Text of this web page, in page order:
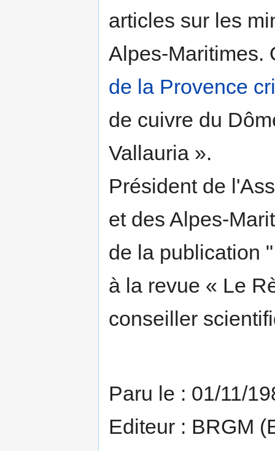
articles sur les
Alpes-Maritimes.
de la Provence
de cuivre du
Vallauria ».
Président de
et des Alpes-
de la publication
à la revue « Le
conseiller
Paru le : 01/11/
Editeur : BRGM